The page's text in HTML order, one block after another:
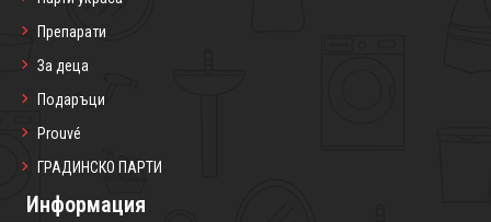
Препарати
За деца
Подаръци
Prouvé
ГРАДИНСКО ПАРТИ
Информация